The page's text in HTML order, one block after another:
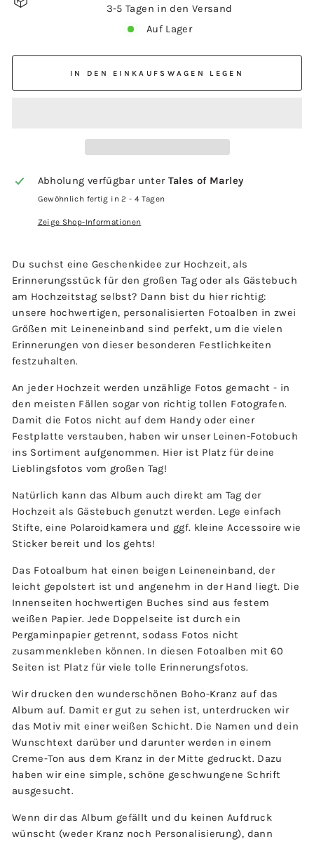
3-5 Tagen in den Versand
Auf Lager
IN DEN EINKAUFSWAGEN LEGEN
Abholung verfügbar unter Tales of Marley
Gewöhnlich fertig in 2 - 4 Tagen
Zeige Shop-Informationen
Du suchst eine Geschenkidee zur Hochzeit, als
Erinnerungsstück für den großen Tag oder als Gästebuch
am Hochzeitstag selbst? Dann bist du hier richtig:
unsere hochwertigen, personalisierten Fotoalben in zwei
Größen mit Leineneinband sind perfekt, um die vielen
Erinnerungen von dieser besonderen Festlichkeiten
festzuhalten.
An jeder Hochzeit werden unzählige Fotos gemacht - in
den meisten Fällen sogar von richtig tollen Fotografen.
Damit die Fotos nicht auf dem Handy oder einer
Festplatte verstauben, haben wir unser Leinen-Fotobuch
ins Sortiment aufgenommen. Hier ist Platz für deine
Lieblingsfotos vom großen Tag!
Natürlich kann das Album auch direkt am Tag der
Hochzeit als Gästebuch genutzt werden. Lege einfach
Stifte, eine Polaroidkamera und ggf. kleine Accessoire wie
Sticker bereit und los gehts!
Das Fotoalbum hat einen beigen Leineneinband, der
leicht gepolstert ist und angenehm in der Hand liegt. Die
Innenseiten hochwertigen Buches sind aus festem
weißen Papier. Jede Doppelseite ist durch ein
Pergaminpapier getrennt, sodass Fotos nicht
zusammenkleben können. In diesen Fotoalben mit 60
Seiten ist Platz für viele tolle Erinnerungsfotos.
Wir drucken den wunderschönen Boho-Kranz auf das
Album auf. Damit er gut zu sehen ist, unterdrucken wir
das Motiv mit einer weißen Schicht. Die Namen und dein
Wunschtext darüber und darunter werden in einem
Creme-Ton aus dem Kranz in der Mitte gedruckt. Dazu
haben wir eine simple, schöne geschwungene Schrift
ausgesucht.
Wenn dir das Album gefällt und du keinen Aufdruck
wünscht (weder Kranz noch Personalisierung), dann